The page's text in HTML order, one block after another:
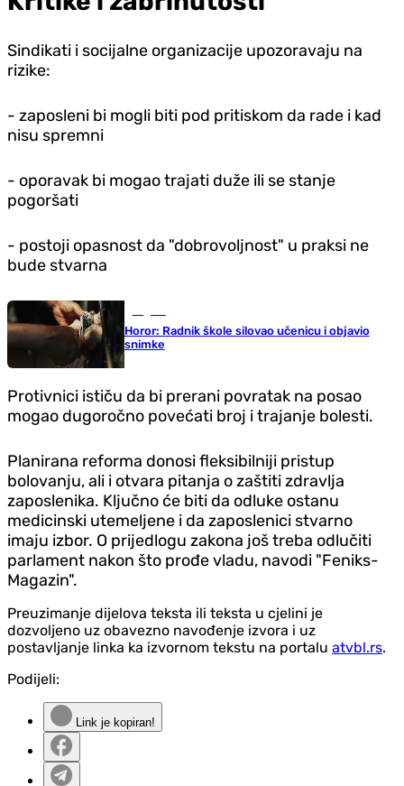
Sindikati i socijalne organizacije upozoravaju na
rizike:
- zaposleni bi mogli biti pod pritiskom da rade i kad
nisu spremni
- oporavak bi mogao trajati duže ili se stanje
pogoršati
- postoji opasnost da "dobrovoljnost" u praksi ne
bude stvarna
Horor: Radnik škole silovao učenicu i objavio
snimke
Protivnici ističu da bi prerani povratak na posao
mogao dugoročno povećati broj i trajanje bolesti.
Planirana reforma donosi fleksibilniji pristup
bolovanju, ali i otvara pitanja o zaštiti zdravlja
zaposlenika. Ključno će biti da odluke ostanu
medicinski utemeljene i da zaposlenici stvarno
imaju izbor. O prijedlogu zakona još treba odlučiti
parlament nakon što prođe vladu, navodi "Feniks-
Magazin".
Preuzimanje dijelova teksta ili teksta u cjelini je
dozvoljeno uz obavezno navođenje izvora i uz
postavljanje linka ka izvornom tekstu na portalu atvbl.rs.
Podijeli:
Link je kopiran!